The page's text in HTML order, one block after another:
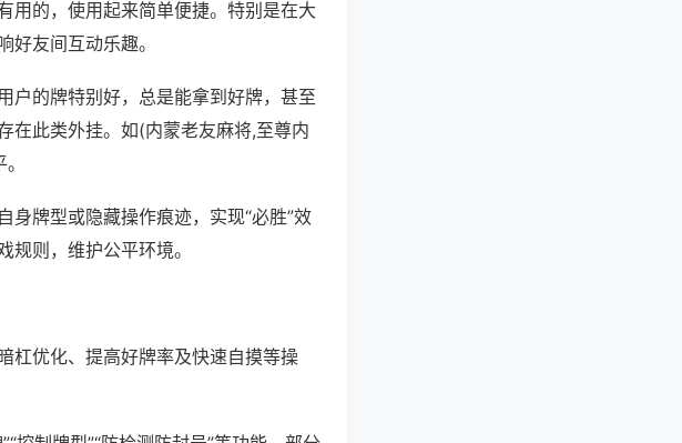
用的，使用起来简单便捷。特别是在大
友间互动乐趣。
户的牌特别好，总是能拿到好牌，甚至
在此类外挂。如(内蒙老友麻将,至尊内
身牌型或隐藏操作痕迹，实现“必胜”效
则，维护公平环境。
杠优化、提高好牌率及快速自摸等操